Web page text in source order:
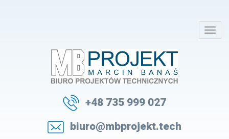
+48 735 999 027
biuro@mbprojekt.tech